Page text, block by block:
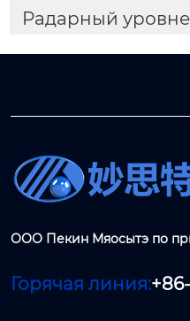
Радарный
ООО Пекин Мяосытэ по
Горячая линия: